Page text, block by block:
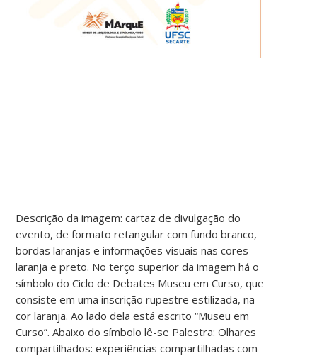
Descrição da imagem: cartaz de divulgação do
evento, de formato retangular com fundo branco,
bordas laranjas e informações visuais nas cores
laranja e preto. No terço superior da imagem há o
símbolo do Ciclo de Debates Museu em Curso, que
consiste em uma inscrição rupestre estilizada, na
cor laranja. Ao lado dela está escrito “Museu em
Curso”. Abaixo do símbolo lê-se Palestra: Olhares
compartilhados: experiências compartilhadas com